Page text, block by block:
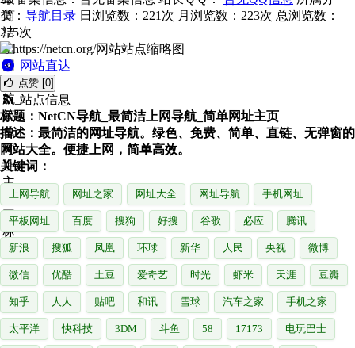
类： 导航目录 日浏览数：221次 月浏览数：223次 总浏览数：
275次
网站直达
点赞 [0]
站点信息
标题：NetCN导航_最简洁上网导航_简单网址主页
描述：最简洁的网址导航。绿色、免费、简单、直链、无弹窗的
网站大全。便捷上网，简单高效。
关键词：
上网导航 网址之家 网址大全 网址导航 手机网址
平板网址 百度 搜狗 好搜 谷歌 必应 腾讯
新浪 搜狐 凤凰 环球 新华 人民 央视 微博
微信 优酷 土豆 爱奇艺 时光 虾米 天涯 豆瓣
知乎 人人 贴吧 和讯 雪球 汽车之家 手机之家
太平洋 快科技 3DM 斗鱼 58 17173 电玩巴士